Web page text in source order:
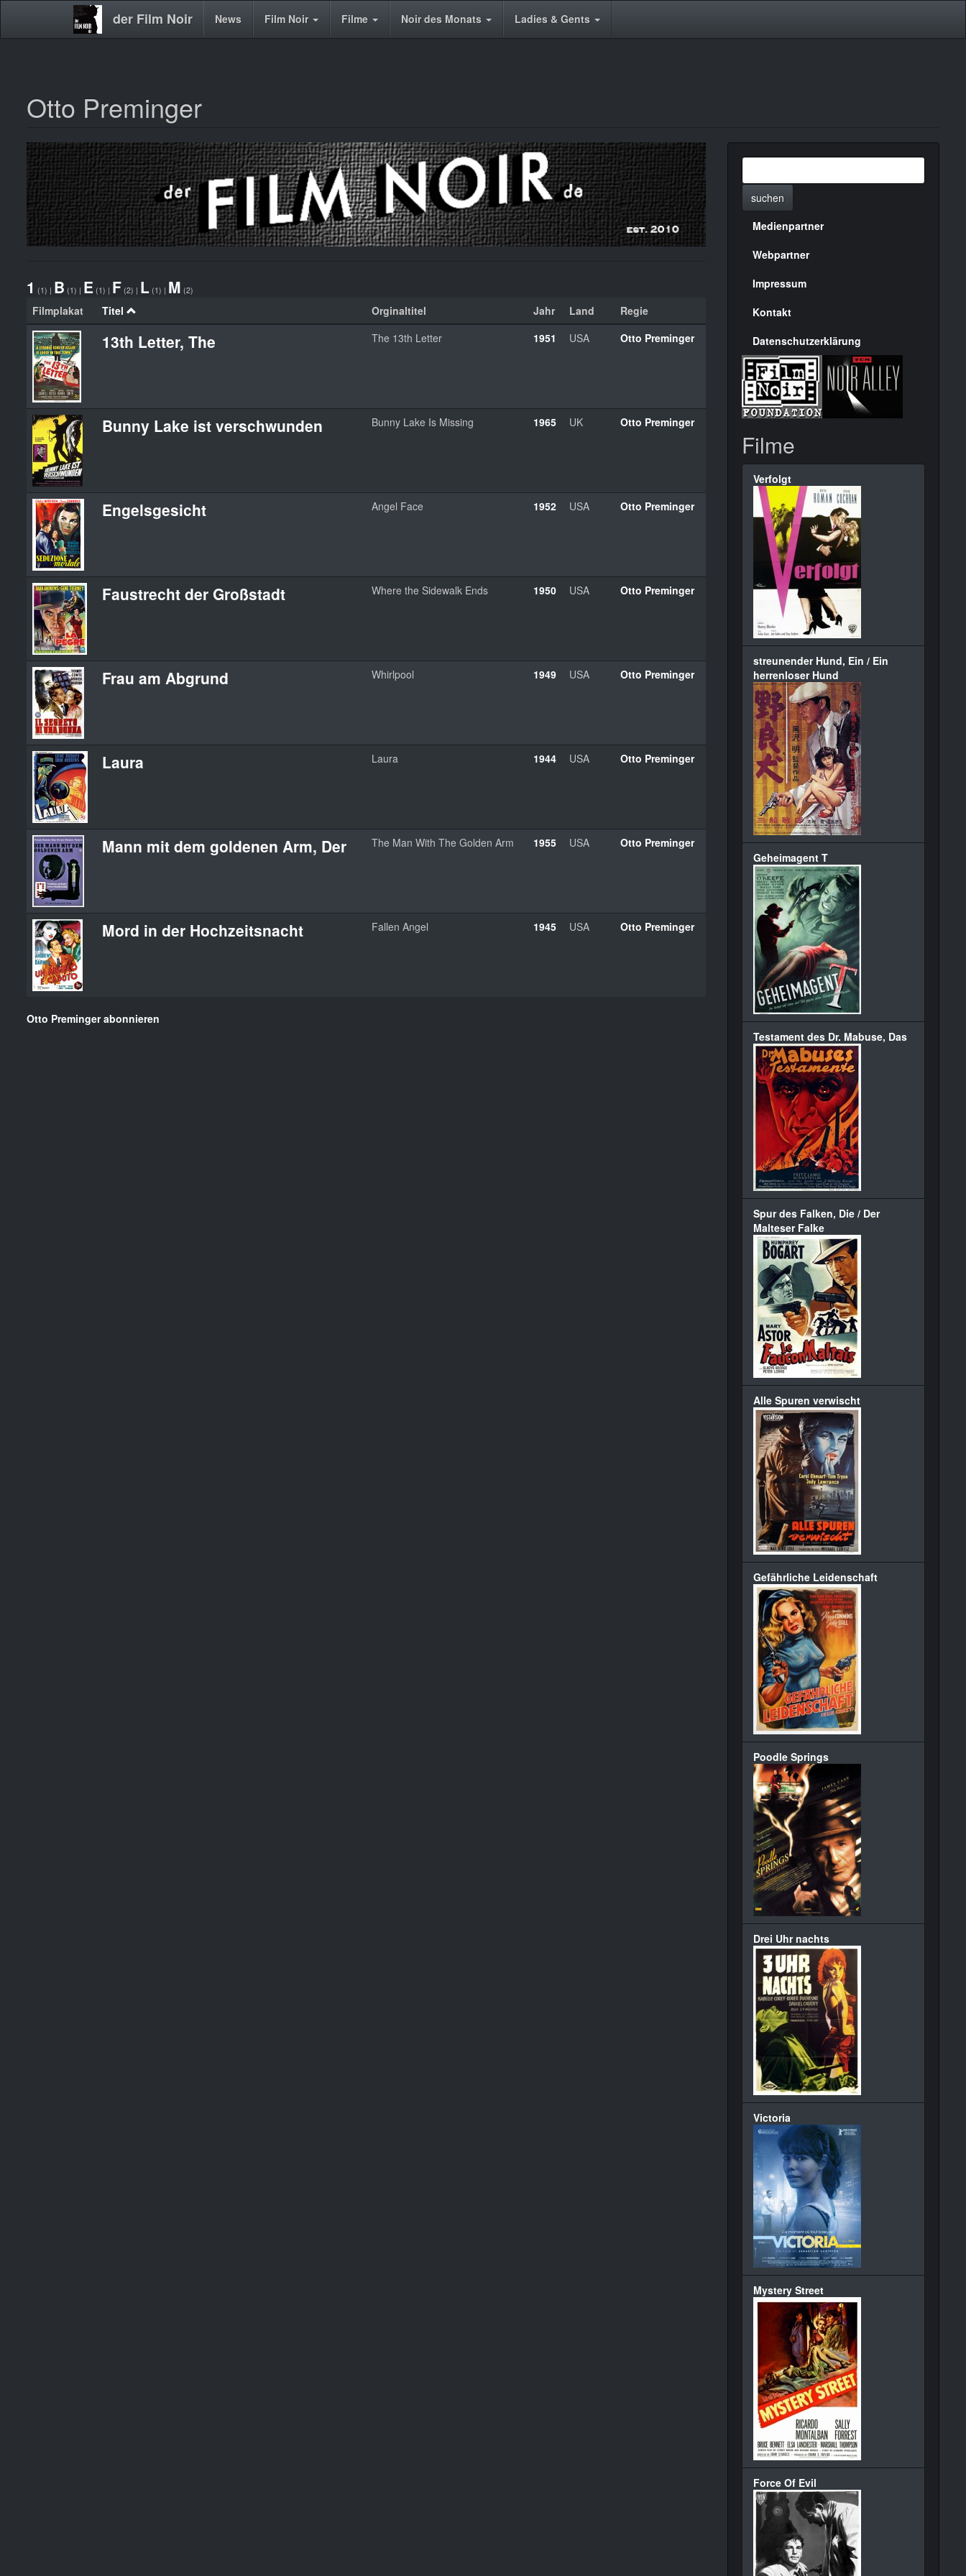
der Film Noir
Main News Film Noir Filme Noir des Monats Ladies & Gents
Otto Preminger
1 (1) | B (1) | E (1) | F (2) | L (1) | M (2)
Filmplakat Titel Orginaltitel Jahr Land Regie
13th Letter, The The 13th Letter 1951 USA Otto Preminger
Bunny Lake ist verschwunden Bunny Lake Is Missing 1965 UK Otto Preminger
Engelsgesicht Angel Face 1952 USA Otto Preminger
Faustrecht der Großstadt Where the Sidewalk Ends 1950 USA Otto Preminger
Frau am Abgrund Whirlpool 1949 USA Otto Preminger
Laura Laura 1944 USA Otto Preminger
Mann mit dem goldenen Arm, Der The Man With The Golden Arm 1955 USA Otto Preminger
Mord in der Hochzeitsnacht Fallen Angel 1945 USA Otto Preminger
Otto Preminger abonnieren
suchen
Menülinks
rechte
Seite
Medienpartner
Webpartner
Impressum
Kontakt
Datenschutzerklärung
Filme
Verfolgt
streunender Hund, Ein / Ein
herrenloser Hund
Geheimagent T
Testament des Dr. Mabuse, Das
Spur des Falken, Die / Der
Malteser Falke
Alle Spuren verwischt
Gefährliche Leidenschaft
Poodle Springs
Drei Uhr nachts
Victoria
Mystery Street
Force Of Evil